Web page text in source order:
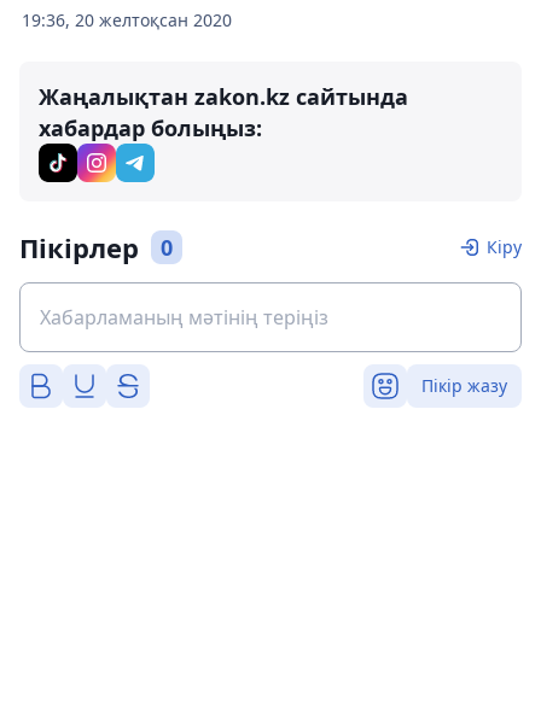
19:36, 20 желтоқсан 2020
Жаңалықтан zakon.kz сайтында
хабардар болыңыз:
Пікірлер 0 Кіру
Пікір жазу